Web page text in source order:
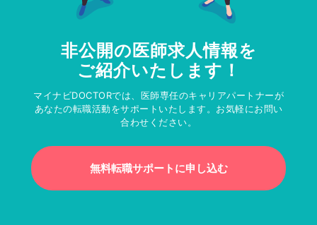
非公開の医師求人情報を
ご紹介いたします！
マイナビDOCTORでは、医師専任のキャリアパートナーが
あなたの転職活動をサポートいたします。お気軽にお問い
合わせください。
無料転職サポートに申し込む